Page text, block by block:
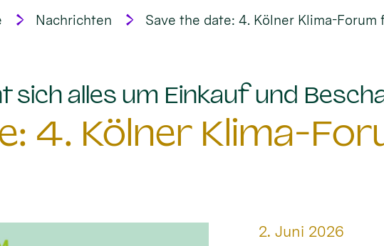
Nachrichten Save the date: 4. Kölner Klima-
sich alles um Einkauf und
4. Kölner Klima-
Datum:
2. Juni 2026